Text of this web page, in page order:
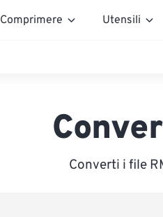
Comprimere Utensili
Converti i file